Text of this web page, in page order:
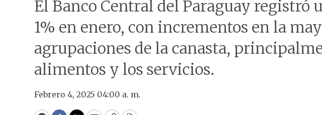
El Banco Central del Paraguay registró
1% en enero, con incrementos en la
agrupaciones de la canasta,
alimentos y los servicios.
Febrero 4, 2025 04:00 a. m.